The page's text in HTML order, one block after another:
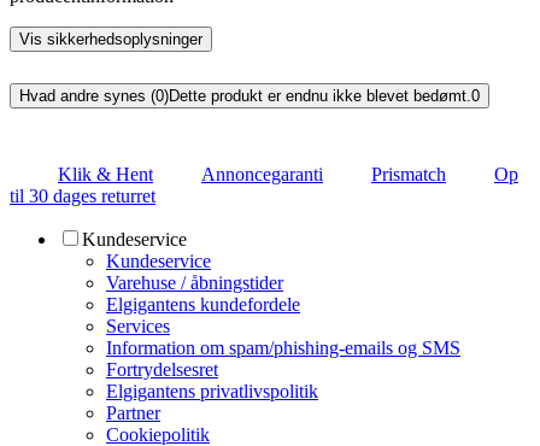
Vis sikkerhedsoplysninger
Hvad andre synes (0)Dette produkt er endnu ikke blevet bedømt.0
Klik & Hent Annoncegaranti Prismatch
Op
til 30 dages returret
Kundeservice
Kundeservice
Varehuse / åbningstider
Elgigantens kundefordele
Services
Information om spam/phishing-emails og SMS
Fortrydelsesret
Elgigantens privatlivspolitik
Partner
Cookiepolitik